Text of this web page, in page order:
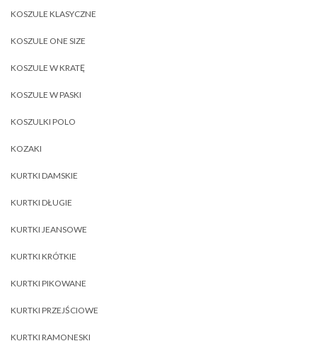
KOSZULE KLASYCZNE
KOSZULE ONE SIZE
KOSZULE W KRATĘ
KOSZULE W PASKI
KOSZULKI POLO
KOZAKI
KURTKI DAMSKIE
KURTKI DŁUGIE
KURTKI JEANSOWE
KURTKI KRÓTKIE
KURTKI PIKOWANE
KURTKI PRZEJŚCIOWE
KURTKI RAMONESKI